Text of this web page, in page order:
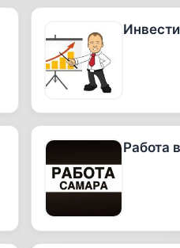
Работа